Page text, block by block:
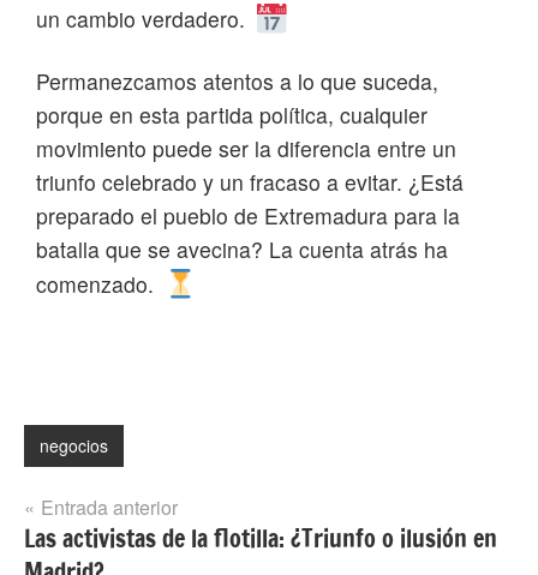
un cambio verdadero.
Permanezcamos atentos a lo que suceda,
porque en esta partida política, cualquier
movimiento puede ser la diferencia entre un
triunfo celebrado y un fracaso a evitar. ¿Está
preparado el pueblo de Extremadura para la
batalla que se avecina? La cuenta atrás ha
comenzado.
negocios
Navegación
de
Entrada anterior
Las activistas de la flotilla: ¿Triunfo o ilusión en